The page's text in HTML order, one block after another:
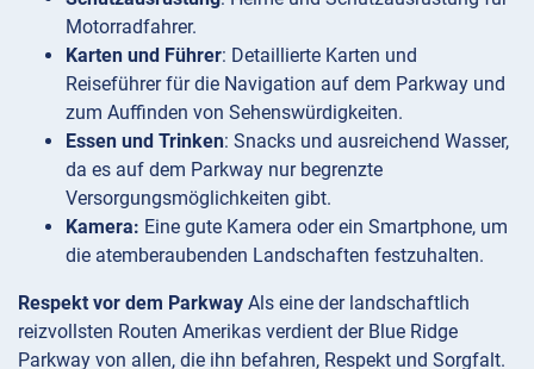
Motorradfahrer.
Karten und Führer: Detaillierte Karten und
Reiseführer für die Navigation auf dem Parkway und
zum Auffinden von Sehenswürdigkeiten.
Essen und Trinken: Snacks und ausreichend Wasser,
da es auf dem Parkway nur begrenzte
Versorgungsmöglichkeiten gibt.
Kamera: Eine gute Kamera oder ein Smartphone, um
die atemberaubenden Landschaften festzuhalten.
Respekt vor dem Parkway Als eine der landschaftlich
reizvollsten Routen Amerikas verdient der Blue Ridge
Parkway von allen, die ihn befahren, Respekt und Sorgfalt.